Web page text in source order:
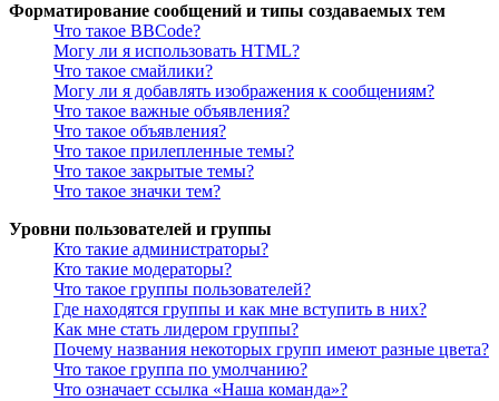
Форматирование сообщений и типы создаваемых тем
Что такое BBCode?
Могу ли я использовать HTML?
Что такое смайлики?
Могу ли я добавлять изображения к сообщениям?
Что такое важные объявления?
Что такое объявления?
Что такое прилепленные темы?
Что такое закрытые темы?
Что такое значки тем?
Уровни пользователей и группы
Кто такие администраторы?
Кто такие модераторы?
Что такое группы пользователей?
Где находятся группы и как мне вступить в них?
Как мне стать лидером группы?
Почему названия некоторых групп имеют разные цвета?
Что такое группа по умолчанию?
Что означает ссылка «Наша команда»?